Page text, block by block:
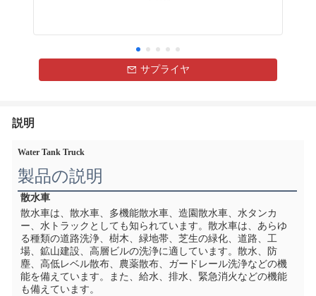
サプライヤ
説明
Water Tank Truck
製品の説明
散水車
散水車は、散水車、多機能散水車、造園散水車、水タンカ
ー、水トラックとしても知られています。散水車は、あらゆ
る種類の道路洗浄、樹木、緑地帯、芝生の緑化、道路、工
場、鉱山建設、高層ビルの洗浄に適しています。散水、防
塵、高低レベル散布、農薬散布、ガードレール洗浄などの機
能を備えています。また、給水、排水、緊急消火などの機能
も備えています。